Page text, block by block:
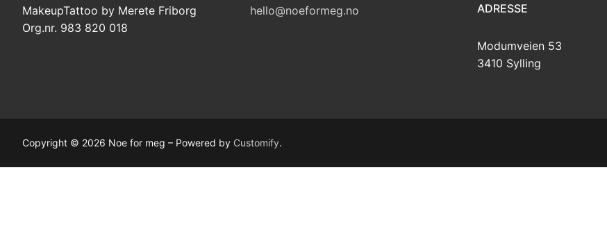
MakeupTattoo by Merete Friborg
Org.nr. 983 820 018
hello@noeformeg.no ADRESSE
Modumveien 53
3410 Sylling
Copyright © 2026 Noe for meg – Powered by Customify.